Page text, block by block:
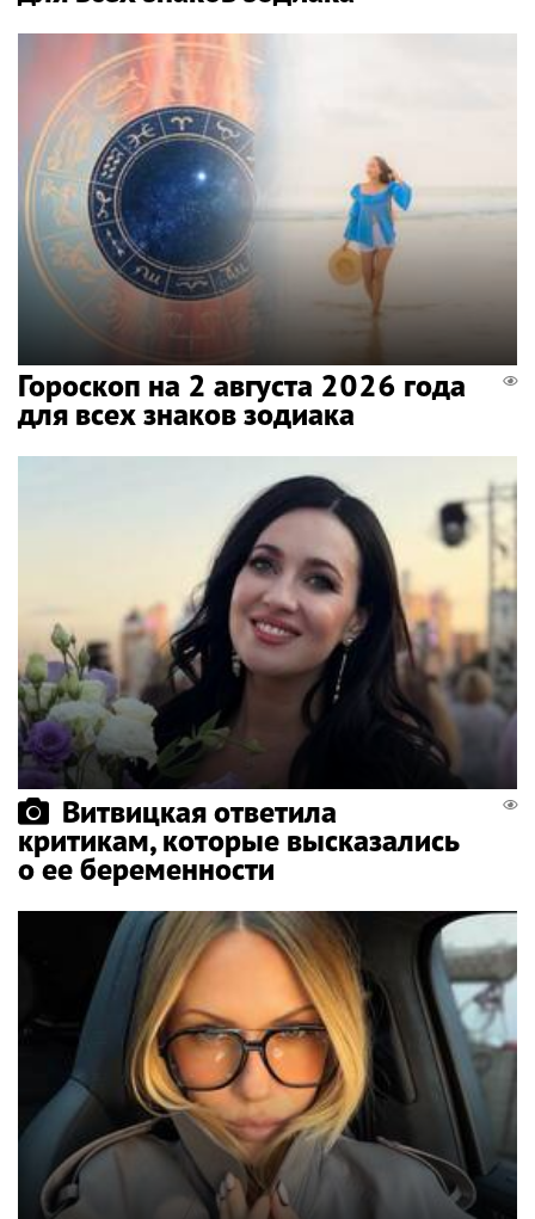
Гороскоп на 2 августа 2026 года
для всех знаков зодиака
Витвицкая ответила
критикам, которые высказались
о ее беременности